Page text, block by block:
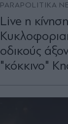
PARAPOLITIKA
Live η
οδικούς
"κόκκινο"